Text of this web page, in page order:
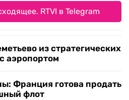
RTVI в Telegram
из стратегических
аэропортом
Франция готова продать
флот